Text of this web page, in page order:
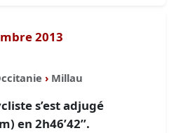
2013
› Millau
s’est adjugé
en 2h46’42’’.